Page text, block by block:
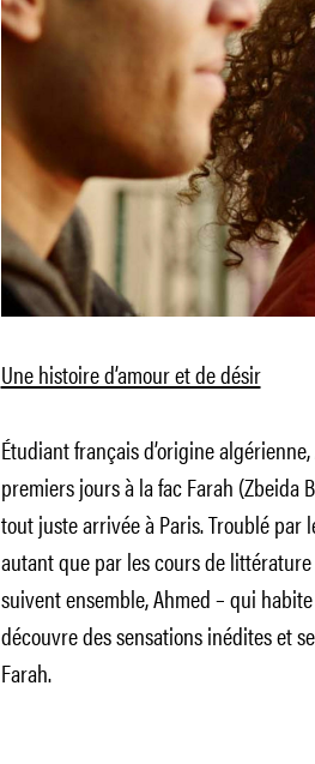
Une histoire d’amour et de désir
Étudiant français d’origine
premiers jours à la fac Farah (Zbeida
tout juste arrivée à Paris. Troublé par
autant que par les cours de
suivent ensemble, Ahmed – qui
découvre des sensations inédites et
Farah.